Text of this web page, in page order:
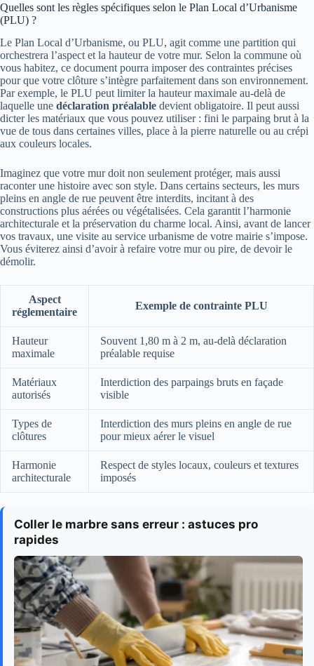
Quelles sont les règles spécifiques selon le Plan Local d’Urbanisme
(PLU) ?
Le Plan Local d’Urbanisme, ou PLU, agit comme une partition qui
orchestrera l’aspect et la hauteur de votre mur. Selon la commune où
vous habitez, ce document pourra imposer des contraintes précises
pour que votre clôture s’intègre parfaitement dans son environnement.
Par exemple, le PLU peut limiter la hauteur maximale au-delà de
laquelle une déclaration préalable devient obligatoire. Il peut aussi
dicter les matériaux que vous pouvez utiliser : fini le parpaing brut à la
vue de tous dans certaines villes, place à la pierre naturelle ou au crépi
aux couleurs locales.
Imaginez que votre mur doit non seulement protéger, mais aussi
raconter une histoire avec son style. Dans certains secteurs, les murs
pleins en angle de rue peuvent être interdits, incitant à des
constructions plus aérées ou végétalisées. Cela garantit l’harmonie
architecturale et la préservation du charme local. Ainsi, avant de lancer
vos travaux, une visite au service urbanisme de votre mairie s’impose.
Vous éviterez ainsi d’avoir à refaire votre mur ou pire, de devoir le
démolir.
Aspect
réglementaire
Exemple de contrainte PLU
Hauteur
maximale
Souvent 1,80 m à 2 m, au-delà déclaration
préalable requise
Matériaux
autorisés
Interdiction des parpaings bruts en façade
visible
Types de
clôtures
Interdiction des murs pleins en angle de rue
pour mieux aérer le visuel
Harmonie
architecturale
Respect de styles locaux, couleurs et textures
imposés
Coller le marbre sans erreur : astuces pro
rapides